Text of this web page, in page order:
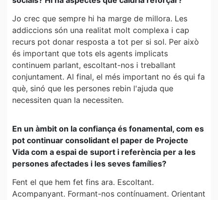
Jo crec que sempre hi ha marge de millora. Les
addiccions són una realitat molt complexa i cap
recurs pot donar resposta a tot per si sol. Per això
és important que tots els agents implicats
continuem parlant, escoltant-nos i treballant
conjuntament. Al final, el més important no és qui fa
què, sinó que les persones rebin l'ajuda que
necessiten quan la necessiten.
En un àmbit on la confiança és fonamental, com es
pot continuar consolidant el paper de Projecte
Vida com a espai de suport i referència per a les
persones afectades i les seves famílies?
Fent el que hem fet fins ara. Escoltant.
Acompanyant. Formant-nos contínuament. Orientant